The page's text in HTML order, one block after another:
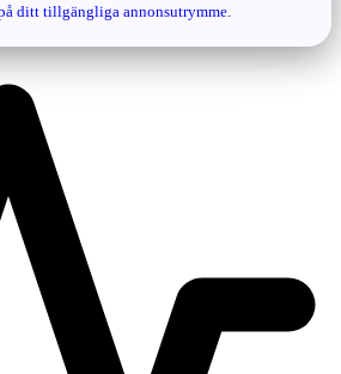
ditt tillgängliga annonsutrymme.